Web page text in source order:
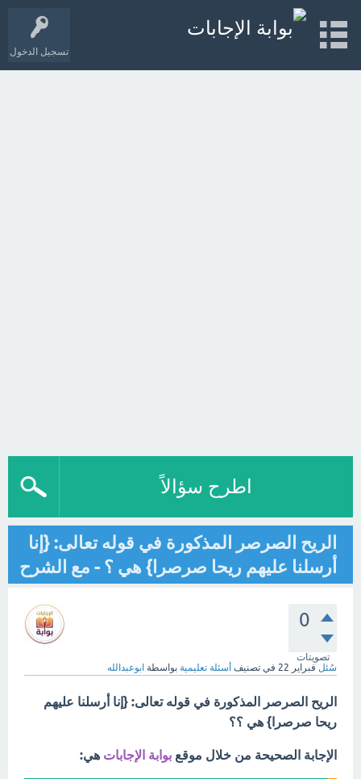
تسجيل الدخول
اطرح سؤالاً
الريح الصرصر المذكورة في قوله تعالى: {إنا
أرسلنا عليهم ريحا صرصرا} هي ؟ - مع الشرح
0
تصويتات
سُئل فبراير 22 في تصنيف أسئلة تعليمية بواسطة ابوعبدالله
الريح الصرصر المذكورة في قوله تعالى: {إنا أرسلنا عليهم
ريحا صرصرا} هي ؟؟
الإجابة الصحيحة من خلال موقع بوابة الإجابات هي: